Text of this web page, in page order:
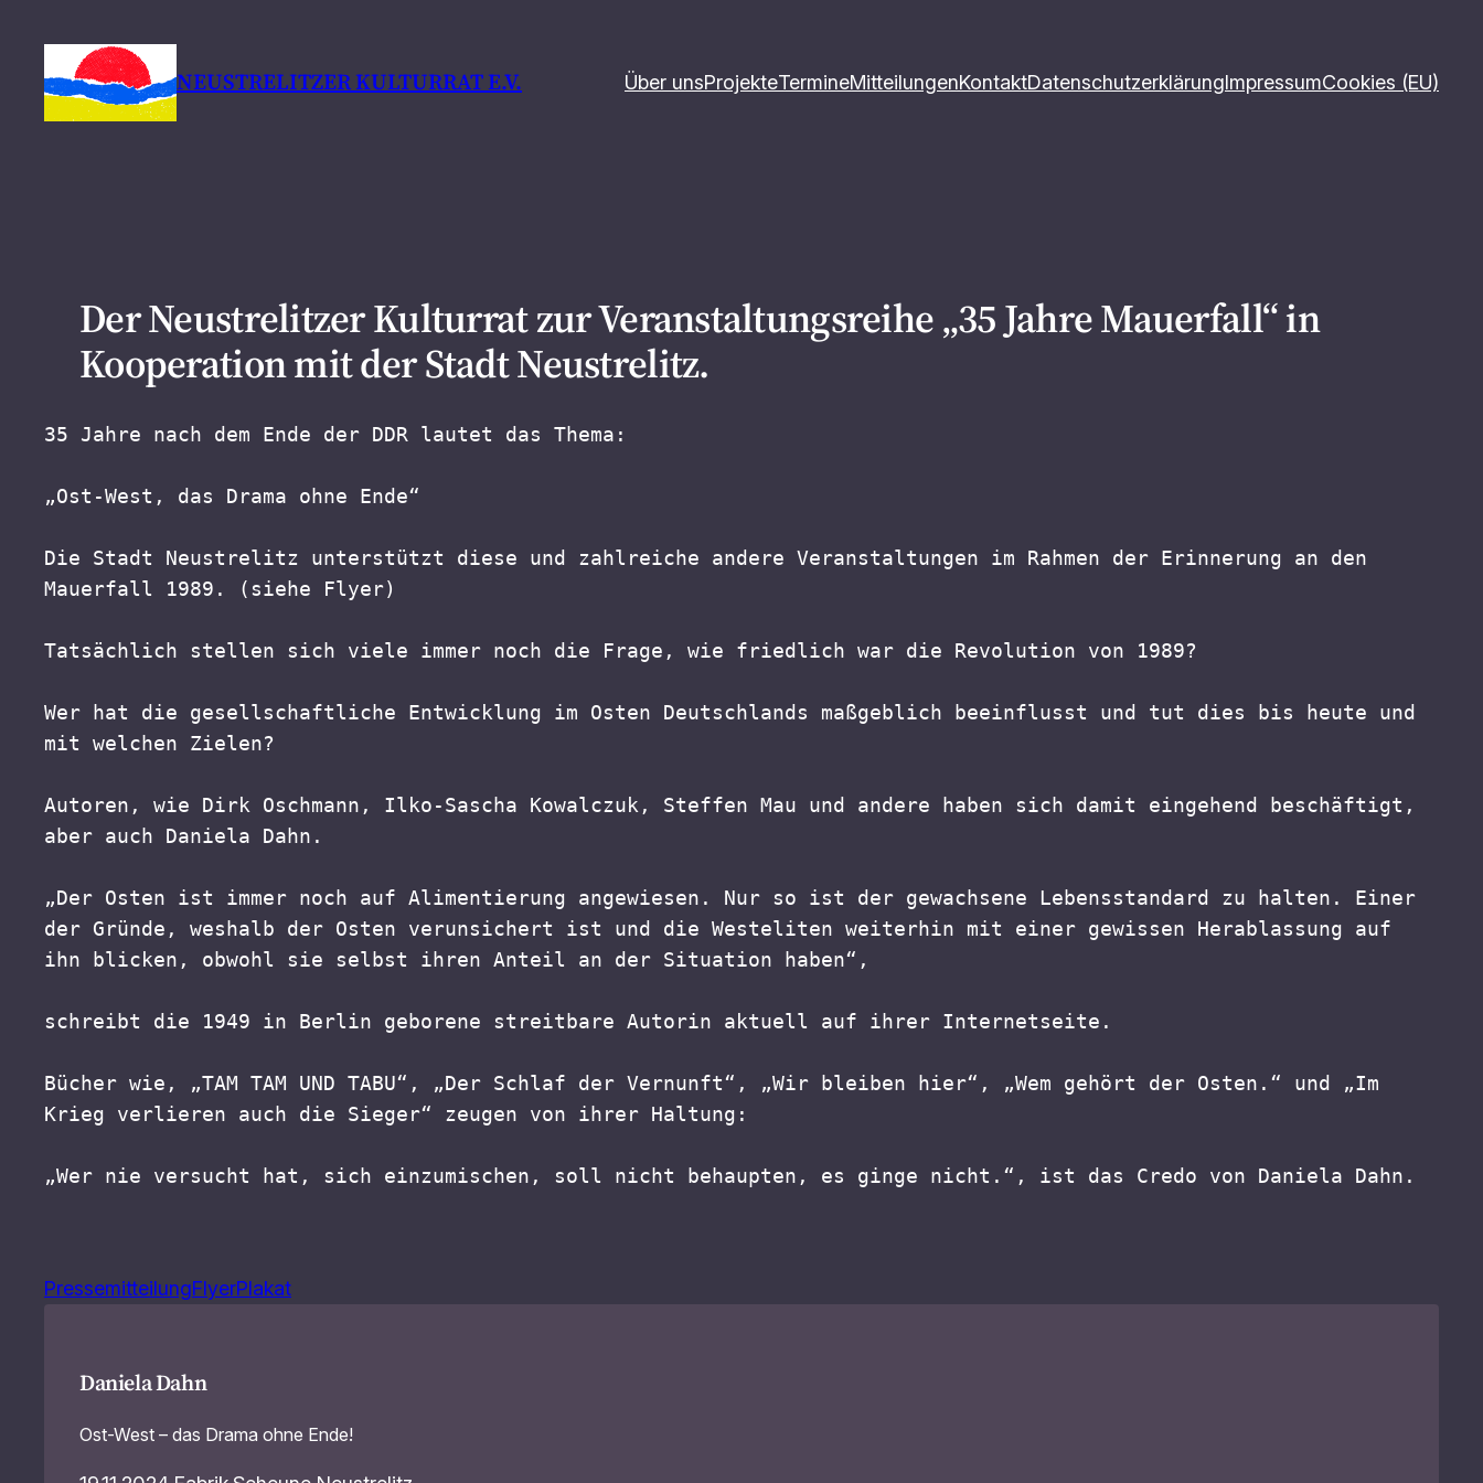
springen
NEUSTRELITZER KULTURRAT E.V. Über unsProjekteTermineMitteilungenKontaktDatenschutzerklärungImpressumCookies (EU)
Der Neustrelitzer Kulturrat zur Veranstaltungsreihe „35 Jahre Mauerfall“ in
Kooperation mit der Stadt Neustrelitz.
35 Jahre nach dem Ende der DDR lautet das Thema:
„Ost-West, das Drama ohne Ende“
Die Stadt Neustrelitz unterstützt diese und zahlreiche andere Veranstaltungen im Rahmen der Erinnerung an den
Mauerfall 1989. (siehe Flyer)
Tatsächlich stellen sich viele immer noch die Frage, wie friedlich war die Revolution von 1989?
Wer hat die gesellschaftliche Entwicklung im Osten Deutschlands maßgeblich beeinflusst und tut dies bis heute und
mit welchen Zielen?
Autoren, wie Dirk Oschmann, Ilko-Sascha Kowalczuk, Steffen Mau und andere haben sich damit eingehend beschäftigt,
aber auch Daniela Dahn.
„Der Osten ist immer noch auf Alimentierung angewiesen. Nur so ist der gewachsene Lebensstandard zu halten. Einer
der Gründe, weshalb der Osten verunsichert ist und die Westeliten weiterhin mit einer gewissen Herablassung auf
ihn blicken, obwohl sie selbst ihren Anteil an der Situation haben“,
schreibt die 1949 in Berlin geborene streitbare Autorin aktuell auf ihrer Internetseite.
Bücher wie, „TAM TAM UND TABU“, „Der Schlaf der Vernunft“, „Wir bleiben hier“, „Wem gehört der Osten.“ und „Im
Krieg verlieren auch die Sieger“ zeugen von ihrer Haltung:
„Wer nie versucht hat, sich einzumischen, soll nicht behaupten, es ginge nicht.“, ist das Credo von Daniela Dahn.
PressemitteilungFlyerPlakat
Daniela Dahn
Ost-West – das Drama ohne Ende!